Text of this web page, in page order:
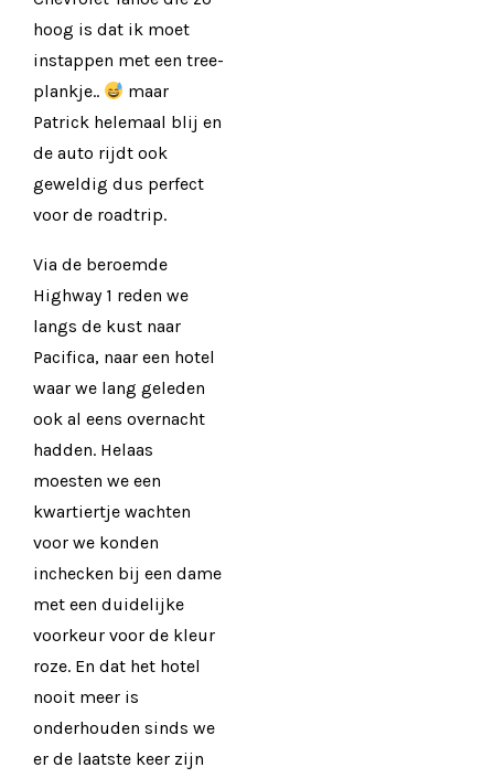
hoog is dat ik moet
instappen met een tree-
plankje..
maar
Patrick helemaal blij en
de auto rijdt ook
geweldig dus perfect
voor de roadtrip.
Via de beroemde
Highway 1 reden we
langs de kust naar
Pacifica, naar een hotel
waar we lang geleden
ook al eens overnacht
hadden. Helaas
moesten we een
kwartiertje wachten
voor we konden
inchecken bij een dame
met een duidelijke
voorkeur voor de kleur
roze. En dat het hotel
nooit meer is
onderhouden sinds we
er de laatste keer zijn